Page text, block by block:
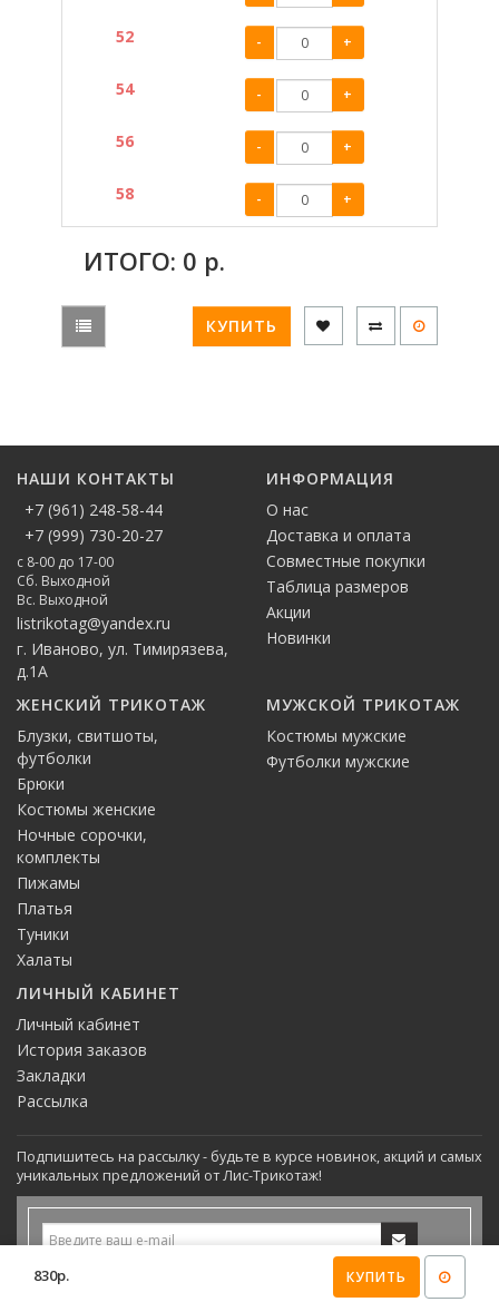
830р. КУПИТЬ
52 - +
54 - +
56 - +
58 - +
ИТОГО: 0 р.
КУПИТЬ
НАШИ КОНТАКТЫ
+7 (961) 248-58-44
+7 (999) 730-20-27
с 8-00 до 17-00
Сб. Выходной
Вс. Выходной
listrikotag@yandex.ru
г. Иваново, ул. Тимирязева,
д.1А
ИНФОРМАЦИЯ
О нас
Доставка и оплата
Совместные покупки
Таблица размеров
Акции
Новинки
ЖЕНСКИЙ ТРИКОТАЖ
Блузки, свитшоты,
футболки
Брюки
Костюмы женские
Ночные сорочки,
комплекты
Пижамы
Платья
Туники
Халаты
МУЖСКОЙ ТРИКОТАЖ
Костюмы мужские
Футболки мужские
ЛИЧНЫЙ КАБИНЕТ
Личный кабинет
История заказов
Закладки
Рассылка
Подпишитесь на рассылку - будьте в курсе новинок, акций и самых
уникальных предложений от Лис-Трикотаж!